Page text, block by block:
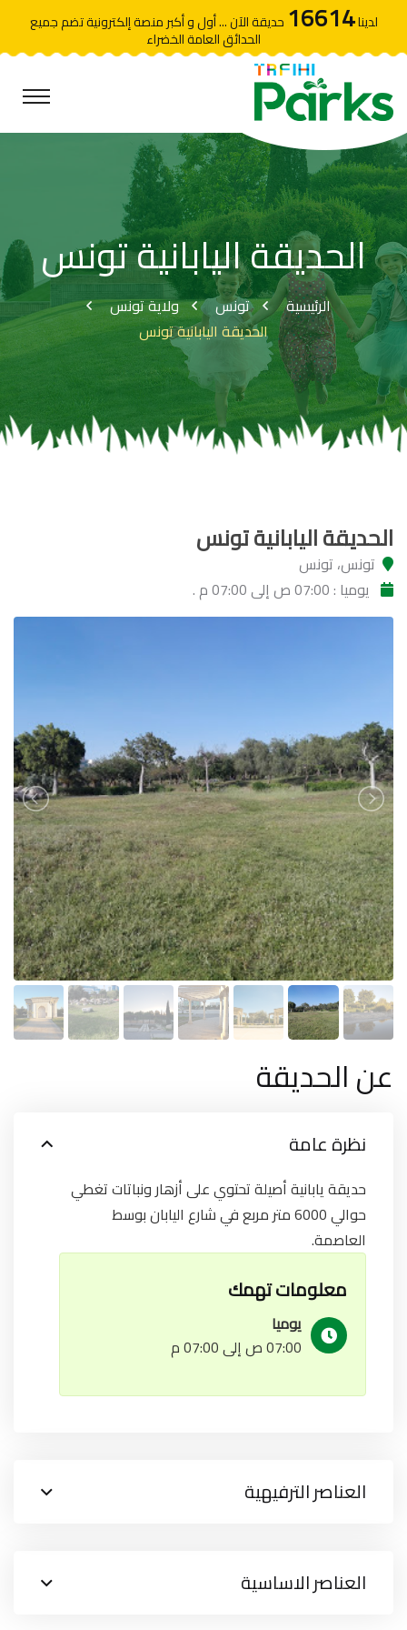
لدينا16614 حديقة الآن ... أول و أكبر منصة إلكترونية تضم جميع
الحدائق العامة الخضراء
الحديقة اليابانية تونس
الرئيسية تونس
ولاية تونس
الحديقة اليابانية تونس
الحديقة اليابانية تونس
تونس، تونس‎
يوميا : 07:00 ص إلى 07:00 م .
عن الحديقة
نظرة عامة
حديقة يابانية أصيلة تحتوي على أزهار ونباتات تغطي
حوالي 6000 متر مربع في شارع اليابان بوسط
العاصمة.
معلومات تهمك
يوميا
07:00 ص إلى 07:00 م
العناصر الترفيهية
العناصر الاساسية